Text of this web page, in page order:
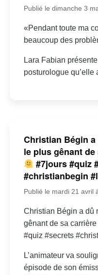
Publié le dimanche 3
«Pendant toute ma
beaucoup des
Lara Fabian
posturologue qu’elle
Christian Bégin
le plus gênant
#7jours #quiz
#christianbegin
Publié le mardi 21 avril
Christian Bégin a dû
gênant de sa
#quiz #secrets
L’animateur va
épisode de son